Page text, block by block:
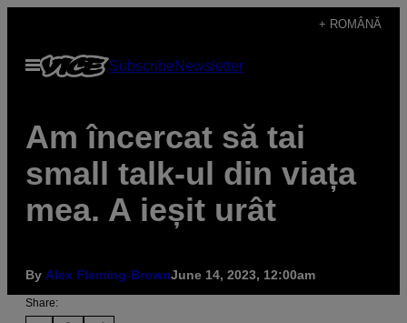
content
+ ROMÂNĂ
Open
Menu
SubscribeNewsletter
Am încercat să tai
small talk-ul din viața
mea. A ieșit urât
By Alex Fleming-BrownJune 14, 2023, 12:00am
Share: